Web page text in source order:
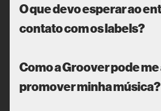
O que devo esperar ao
contato com os labels?
Como a Groover pode
promover minha música?